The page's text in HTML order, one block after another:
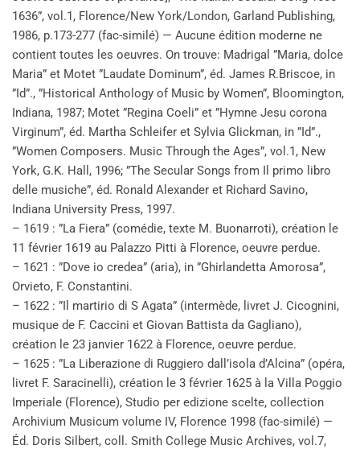
1636”, vol.1, Florence/New York/London, Garland Publishing,
1986, p.173-277 (fac-similé) — Aucune édition moderne ne
contient toutes les oeuvres. On trouve: Madrigal ”Maria, dolce
Maria” et Motet ”Laudate Dominum”, éd. James R.Briscoe, in
”Id”., ”Historical Anthology of Music by Women”, Bloomington,
Indiana, 1987; Motet ”Regina Coeli” et ”Hymne Jesu corona
Virginum”, éd. Martha Schleifer et Sylvia Glickman, in ”Id”.,
”Women Composers. Music Through the Ages”, vol.1, New
York, G.K. Hall, 1996; ”The Secular Songs from Il primo libro
delle musiche”, éd. Ronald Alexander et Richard Savino,
Indiana University Press, 1997.
– 1619 : ”La Fiera” (comédie, texte M. Buonarroti), création le
11 février 1619 au Palazzo Pitti à Florence, oeuvre perdue.
– 1621 : ”Dove io credea” (aria), in ”Ghirlandetta Amorosa”,
Orvieto, F. Constantini.
– 1622 : ”Il martirio di S Agata” (intermède, livret J. Cicognini,
musique de F. Caccini et Giovan Battista da Gagliano),
création le 23 janvier 1622 à Florence, oeuvre perdue.
– 1625 : ”La Liberazione di Ruggiero dall’isola d’Alcina” (opéra,
livret F. Saracinelli), création le 3 février 1625 à la Villa Poggio
Imperiale (Florence), Studio per edizione scelte, collection
Archivium Musicum volume IV, Florence 1998 (fac-similé) —
Éd. Doris Silbert, coll. Smith College Music Archives, vol.7,